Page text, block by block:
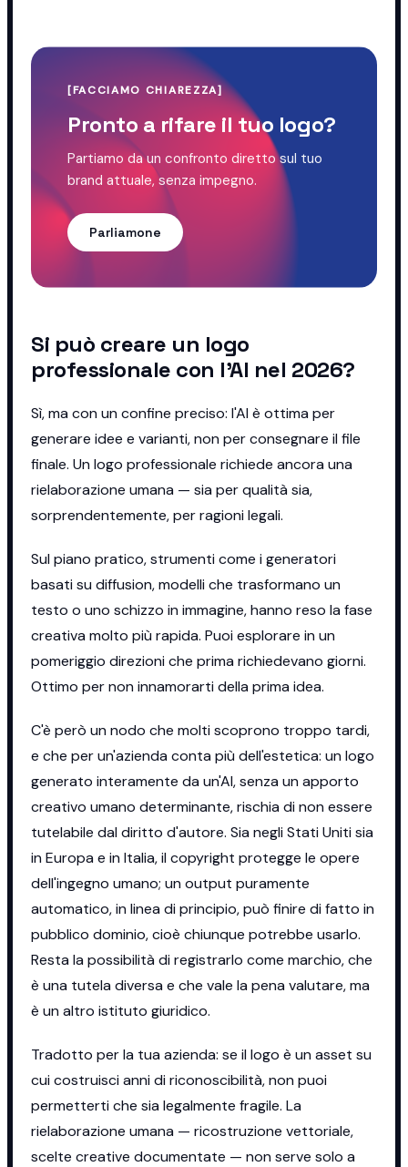
[FACCIAMO CHIAREZZA]
Pronto a rifare il tuo logo?
Partiamo da un confronto diretto sul tuo
brand attuale, senza impegno.
Parliamone
Si può creare un logo
professionale con l'AI nel 2026?
Sì, ma con un confine preciso: l'AI è ottima per
generare idee e varianti, non per consegnare il file
finale. Un logo professionale richiede ancora una
rielaborazione umana — sia per qualità sia,
sorprendentemente, per ragioni legali.
Sul piano pratico, strumenti come i generatori
basati su diffusion, modelli che trasformano un
testo o uno schizzo in immagine, hanno reso la fase
creativa molto più rapida. Puoi esplorare in un
pomeriggio direzioni che prima richiedevano giorni.
Ottimo per non innamorarti della prima idea.
C'è però un nodo che molti scoprono troppo tardi,
e che per un'azienda conta più dell'estetica: un logo
generato interamente da un'AI, senza un apporto
creativo umano determinante, rischia di non essere
tutelabile dal diritto d'autore. Sia negli Stati Uniti sia
in Europa e in Italia, il copyright protegge le opere
dell'ingegno umano; un output puramente
automatico, in linea di principio, può finire di fatto in
pubblico dominio, cioè chiunque potrebbe usarlo.
Resta la possibilità di registrarlo come marchio, che
è una tutela diversa e che vale la pena valutare, ma
è un altro istituto giuridico.
Tradotto per la tua azienda: se il logo è un asset su
cui costruisci anni di riconoscibilità, non puoi
permetterti che sia legalmente fragile. La
rielaborazione umana — ricostruzione vettoriale,
scelte creative documentate — non serve solo a